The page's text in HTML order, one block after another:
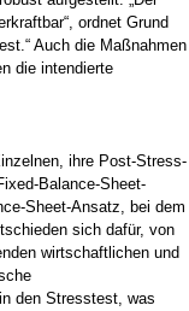
ordnet Grund
Auch die Maßnahmen
die intendierte
ihre Post-Stress-
Balance-Sheet-
Sheet-Ansatz, bei dem
sich dafür, von
wirtschaftlichen und
den Stresstest, was